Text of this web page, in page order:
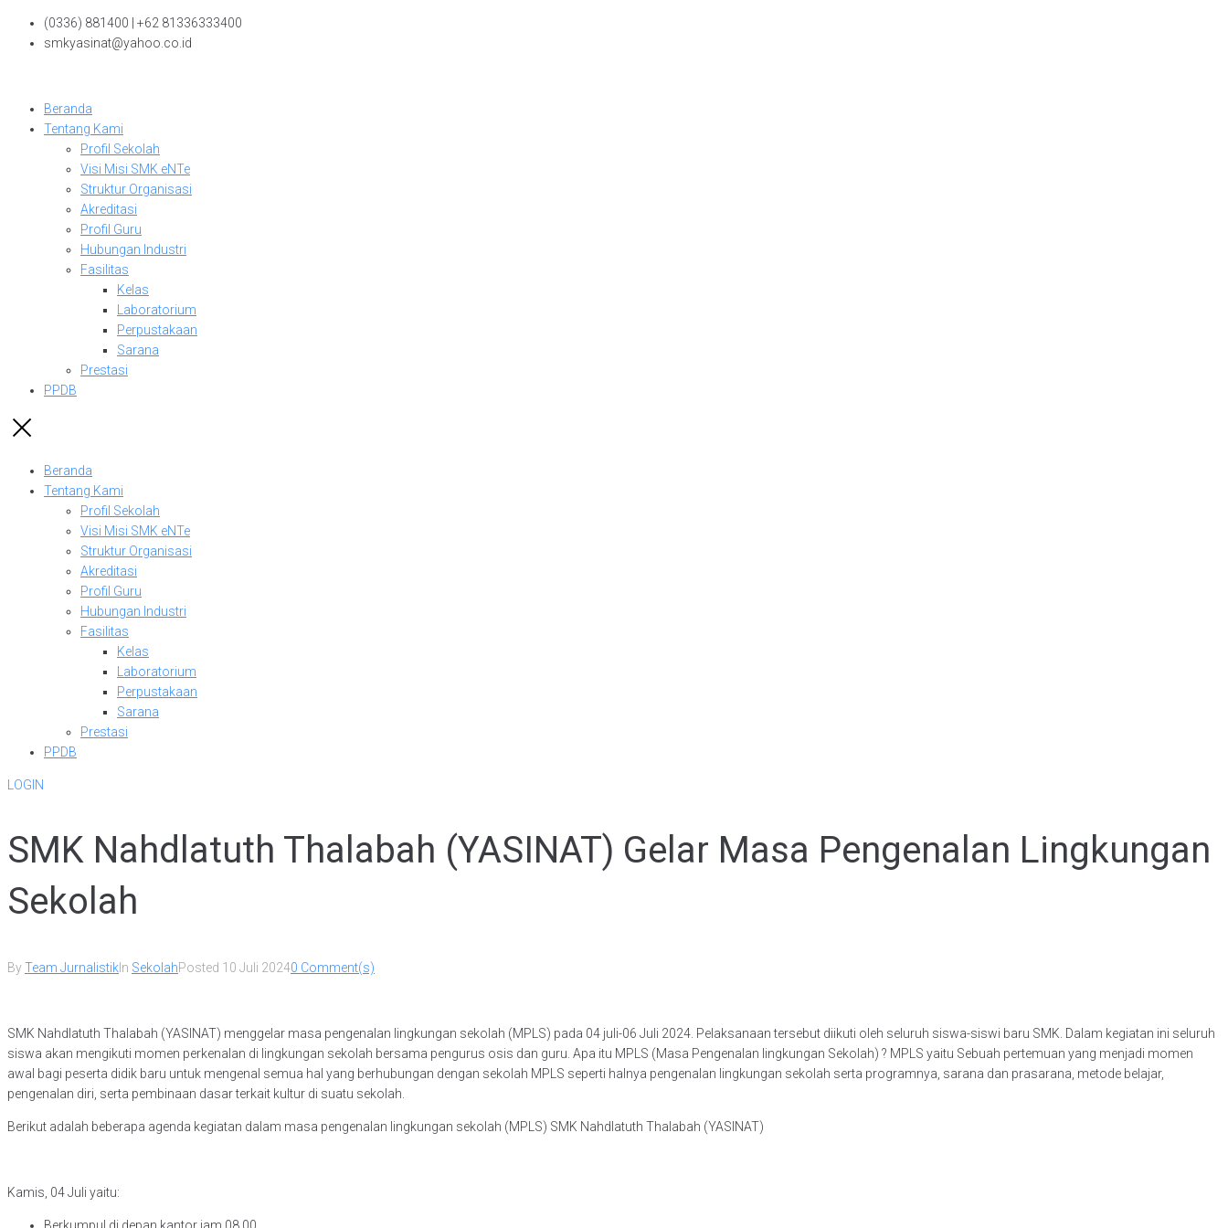
Skip
(0336) 881400 | +62 81336333400
smkyasinat@yahoo.co.id
Beranda
Tentang Kami
Profil Sekolah
Visi Misi SMK eNTe
Struktur Organisasi
Akreditasi
Profil Guru
Hubungan Industri
Fasilitas
Kelas
Laboratorium
Perpustakaan
Sarana
Prestasi
PPDB
Beranda
Tentang Kami
Profil Sekolah
Visi Misi SMK eNTe
Struktur Organisasi
Akreditasi
Profil Guru
Hubungan Industri
Fasilitas
Kelas
Laboratorium
Perpustakaan
Sarana
Prestasi
PPDB
LOGIN
SMK Nahdlatuth Thalabah (YASINAT) Gelar Masa Pengenalan Lingkungan
Sekolah
ByTeam Jurnalistik In SekolahPosted 10 Juli 20240 Comment(s)
SMK Nahdlatuth Thalabah (YASINAT) menggelar masa pengenalan lingkungan sekolah (MPLS) pada 04 juli-06 Juli 2024. Pelaksanaan tersebut diikuti oleh seluruh siswa-siswi baru SMK. Dalam kegiatan ini seluruh
siswa akan mengikuti momen perkenalan di lingkungan sekolah bersama pengurus osis dan guru. Apa itu MPLS (Masa Pengenalan lingkungan Sekolah) ? MPLS yaitu Sebuah pertemuan yang menjadi momen
awal bagi peserta didik baru untuk mengenal semua hal yang berhubungan dengan sekolah MPLS seperti halnya pengenalan lingkungan sekolah serta programnya, sarana dan prasarana, metode belajar,
pengenalan diri, serta pembinaan dasar terkait kultur di suatu sekolah.
Berikut adalah beberapa agenda kegiatan dalam masa pengenalan lingkungan sekolah (MPLS) SMK Nahdlatuth Thalabah (YASINAT)
Kamis, 04 Juli yaitu: